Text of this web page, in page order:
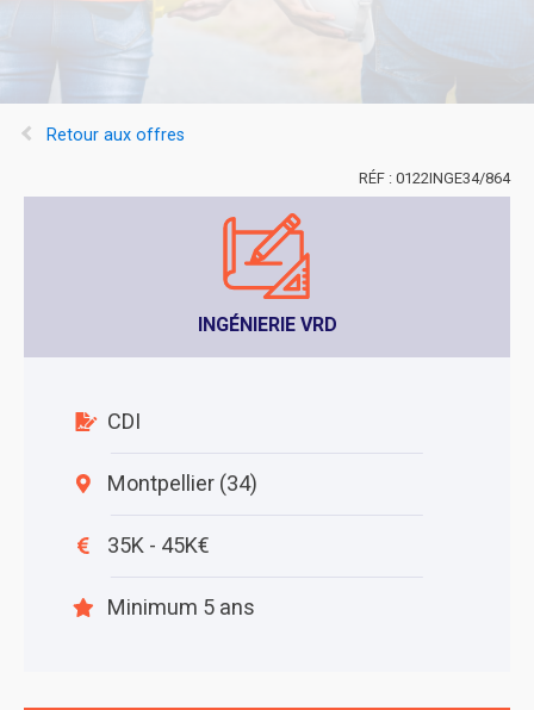
Retour aux offres
0122INGE34/864
INGÉNIERIE VRD
CDI
Montpellier (34)
35K - 45K€
Minimum 5 ans